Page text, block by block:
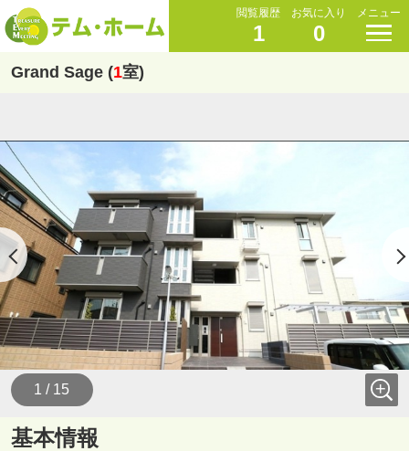
閲覧履歴
1
お気に入り
0
メニュー
Grand Sage (1室)
1 / 15
基本情報